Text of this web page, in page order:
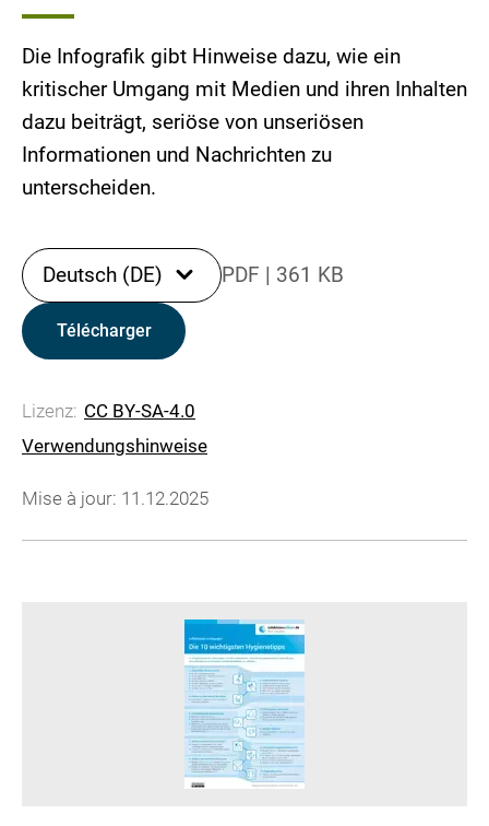
Die Infografik gibt Hinweise dazu, wie ein
kritischer Umgang mit Medien und ihren Inhalten
dazu beiträgt, seriöse von unseriösen
Informationen und Nachrichten zu
unterscheiden.
Deutsch (DE) PDF | 361 KB
Télécharger
Lizenz: CC BY-SA-4.0
Verwendungshinweise
Mise à jour: 11.12.2025